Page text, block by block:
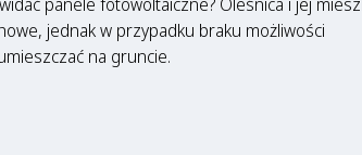
panele fotowoltaiczne? Oleśnica i jej
jednak w przypadku braku możliwości
na gruncie.